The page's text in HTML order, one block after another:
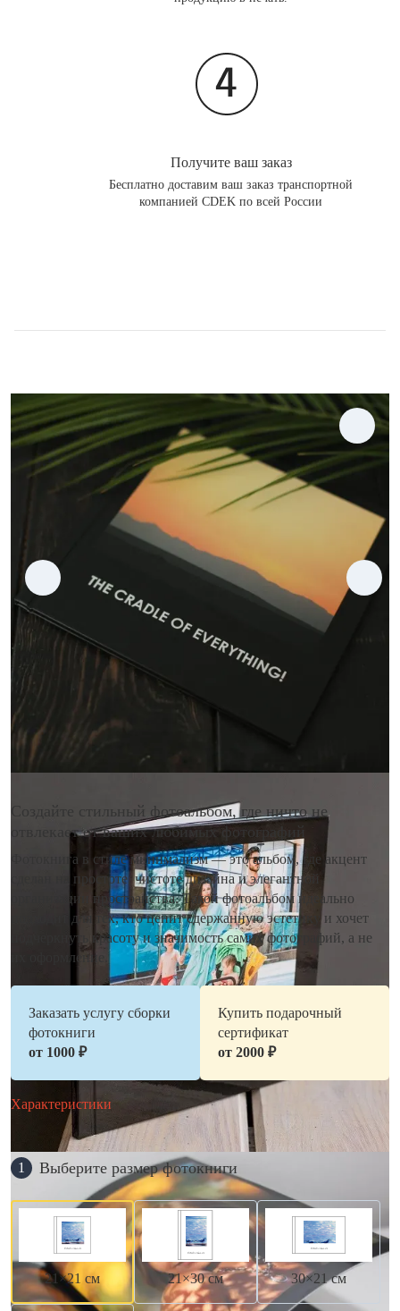
Получите ваш заказ
Бесплатно доставим ваш заказ транспортной
компанией CDEK по всей России
Создайте стильный фотоальбом, где ничто не
отвлекает от ваших любимых фотографий
Фотокнига в стиле минимализм — это альбом, где акцент
сделан на простоте, чистоте дизайна и элегантной
организации пространства. Такой фотоальбом идеально
подходит для тех, кто ценит сдержанную эстетику и хочет
подчеркнуть красоту и значимость самих фотографий, а не
их оформление.
Заказать услугу сборки
фотокниги
от 1000 ₽
Купить подарочный
сертификат
от 2000 ₽
Характеристики
1 Выберите размер фотокниги
21×21 см 21×30 см 30×21 см